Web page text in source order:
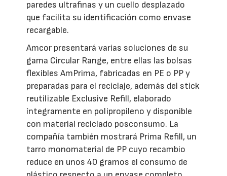
paredes ultrafinas y un cuello desplazado
que facilita su identificación como envase
recargable.
Amcor presentará varias soluciones de su
gama Circular Range, entre ellas las bolsas
flexibles AmPrima, fabricadas en PE o PP y
preparadas para el reciclaje, además del stick
reutilizable Exclusive Refill, elaborado
íntegramente en polipropileno y disponible
con material reciclado posconsumo. La
compañía también mostrará Prima Refill, un
tarro monomaterial de PP cuyo recambio
reduce en unos 40 gramos el consumo de